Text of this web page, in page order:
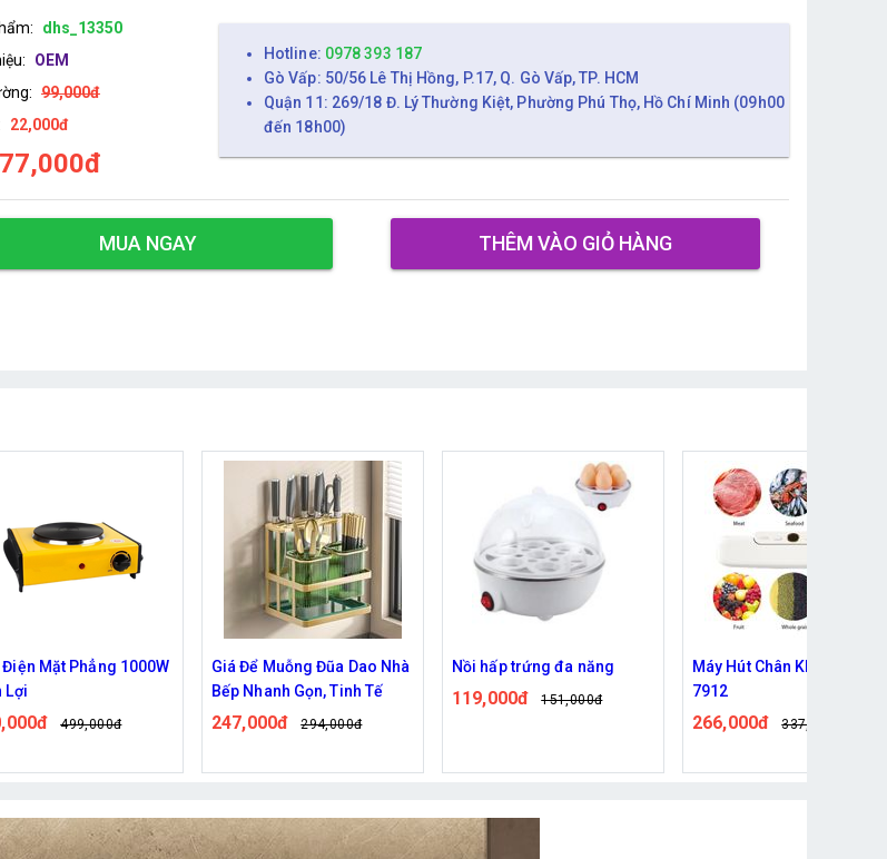
dhs_13350
OEM
99,000đ
22,000đ
77,000đ
Hotline: 0978 393 187
Gò Vấp: 50/56 Lê Thị Hồng, P.17, Q. Gò Vấp, TP. HCM
Quận 11: 269/18 Đ. Lý Thường Kiệt, Phường Phú Thọ, Hồ Chí Minh (09h00
đến 18h00)
MUA NGAY THÊM VÀO GIỎ HÀNG
Muỗng Đũa Dao Nhà
Gọn, Tinh Tế
294,000đ
Nồi hấp trứng đa năng
119,000đ 151,000đ
Máy Hút Chân Không FK-
7912
Máy Pha Cà Phê Nhỏ Giọt
Tự Động ALIZZ AL-13992
502,000đ 619,000đ